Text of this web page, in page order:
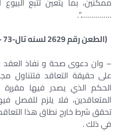
…………….”.
(الطعن رقم 2629 لسنه تال-73 -تاريخ جلسه 13/6/2005 )
– وان دعوى صحة و نفاذ
على حقيقة التعاقد فتتناول
الحكم الذي يصدر فيها مقررة
المتعاقدين، فلا يلزم للفصل
تحقق شرط خارج نطاق هذا
في ذلك .